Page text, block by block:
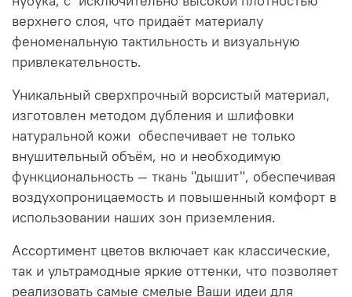
верхнего слоя, что придаёт материалу
феноменальную тактильность и визуальную
привлекательность.
Уникальный сверхпрочный ворсистый материал,
изготовлен методом дубления и шлифовки
натуральной кожи обеспечивает не только
внушительный объём, но и необходимую
функциональность — ткань "дышит", обеспечивая
воздухопроницаемость и повышенный комфорт в
использовании наших зон приземления.
Ассортимент цветов включает как классические,
так и ультрамодные яркие оттенки, что позволяет
реализовать самые смелые Ваши идеи для